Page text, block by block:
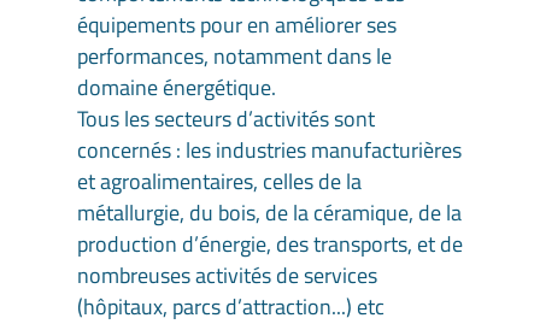
équipements pour en améliorer ses
performances, notamment dans le
domaine énergétique.
Tous les secteurs d’activités sont
concernés : les industries manufacturières
et agroalimentaires, celles de la
métallurgie, du bois, de la céramique, de la
production d’énergie, des transports, et de
nombreuses activités de services
(hôpitaux, parcs d’attraction...) etc